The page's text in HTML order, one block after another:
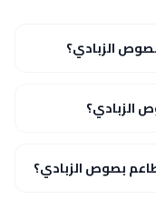
الزبادي؟
الزبادي؟
بصوص الزبادي؟